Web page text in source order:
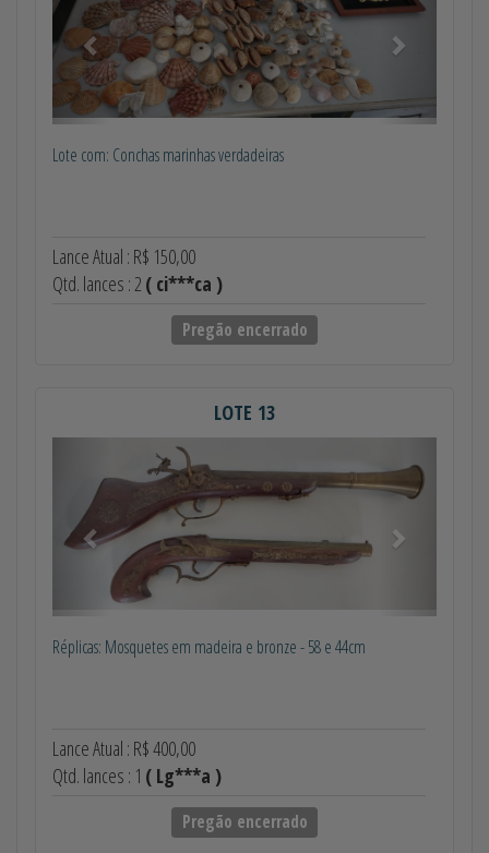
Lote com: Conchas marinhas verdadeiras
Lance Atual : R$ 150,00
Qtd. lances : 2 ( ci***ca )
Pregão encerrado
LOTE 13
Réplicas: Mosquetes em madeira e bronze - 58 e 44cm
Lance Atual : R$ 400,00
Qtd. lances : 1 ( Lg***a )
Pregão encerrado